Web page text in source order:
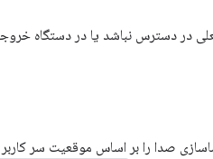
در دسترس نباشد یا در دستگاه
صدا را بر اساس موقعیت سر کاربر